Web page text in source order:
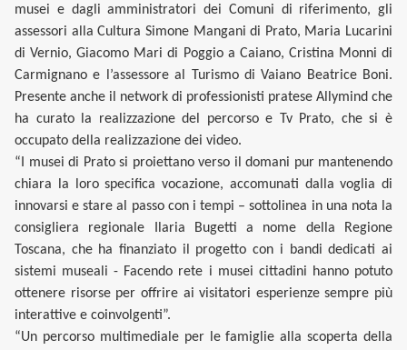
musei e dagli amministratori dei Comuni di riferimento, gli
assessori alla Cultura Simone Mangani di Prato, Maria Lucarini
di Vernio, Giacomo Mari di Poggio a Caiano, Cristina Monni di
Carmignano e l’assessore al Turismo di Vaiano Beatrice Boni.
Presente anche il network di professionisti pratese Allymind che
ha curato la realizzazione del percorso e Tv Prato, che si è
occupato della realizzazione dei video.
“I musei di Prato si proiettano verso il domani pur mantenendo
chiara la loro specifica vocazione, accomunati dalla voglia di
innovarsi e stare al passo con i tempi – sottolinea in una nota la
consigliera regionale Ilaria Bugetti a nome della Regione
Toscana, che ha finanziato il progetto con i bandi dedicati ai
sistemi museali - Facendo rete i musei cittadini hanno potuto
ottenere risorse per offrire ai visitatori esperienze sempre più
interattive e coinvolgenti”.
“Un percorso multimediale per le famiglie alla scoperta della